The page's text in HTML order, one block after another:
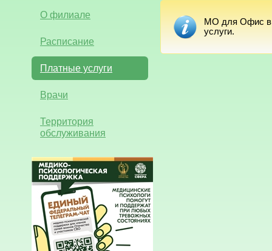
О филиале
Расписание
Платные услуги
Врачи
Территория
обслуживания
МО для Офис
услуги.